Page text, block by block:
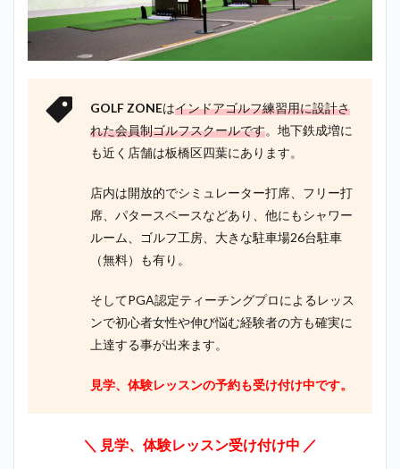
GOLF ZONEはインドアゴルフ練習用に設計さ
れた会員制ゴルフスクールです。地下鉄成増に
も近く店舗は板橋区四葉にあります。
店内は開放的でシミュレーター打席、フリー打
席、パタースペースなどあり、他にもシャワー
ルーム、ゴルフ工房、大きな駐車場26台駐車
（無料）も有り。
そしてPGA認定ティーチングプロによるレッス
ンで初心者女性や伸び悩む経験者の方も確実に
上達する事が出来ます。
見学、体験レッスンの予約も受け付け中です。
＼ 見学、体験レッスン受け付け中 ／